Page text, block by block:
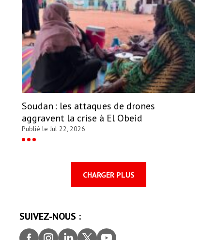
Soudan : les attaques de drones
aggravent la crise à El Obeid
Publié le Jul 22, 2026
CHARGER PLUS
SUIVEZ-NOUS :
FacebInsta Linke Twittyoutu